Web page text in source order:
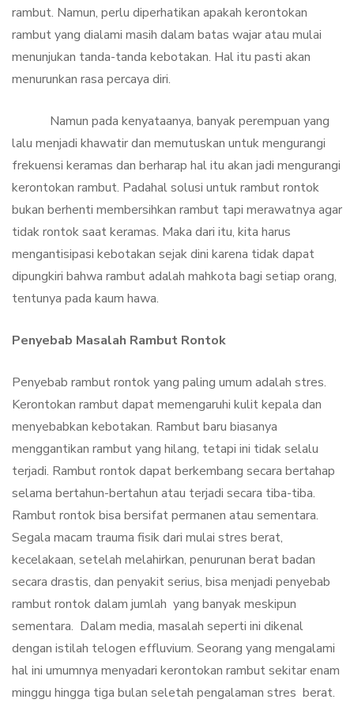
rambut. Namun, perlu diperhatikan apakah kerontokan
rambut yang dialami masih dalam batas wajar atau mulai
menunjukan tanda-tanda kebotakan. Hal itu pasti akan
menurunkan rasa percaya diri.
Namun pada kenyataanya, banyak perempuan yang
lalu menjadi khawatir dan memutuskan untuk mengurangi
frekuensi keramas dan berharap hal itu akan jadi mengurangi
kerontokan rambut. Padahal solusi untuk rambut rontok
bukan berhenti membersihkan rambut tapi merawatnya agar
tidak rontok saat keramas. Maka dari itu, kita harus
mengantisipasi kebotakan sejak dini karena tidak dapat
dipungkiri bahwa rambut adalah mahkota bagi setiap orang,
tentunya pada kaum hawa.
Penyebab Masalah Rambut Rontok
Penyebab rambut rontok yang paling umum adalah stres.
Kerontokan rambut dapat memengaruhi kulit kepala dan
menyebabkan kebotakan. Rambut baru biasanya
menggantikan rambut yang hilang, tetapi ini tidak selalu
terjadi. Rambut rontok dapat berkembang secara bertahap
selama bertahun-bertahun atau terjadi secara tiba-tiba.
Rambut rontok bisa bersifat permanen atau sementara.
Segala macam trauma fisik dari mulai stres berat,
kecelakaan, setelah melahirkan, penurunan berat badan
secara drastis, dan penyakit serius, bisa menjadi penyebab
rambut rontok dalam jumlah yang banyak meskipun
sementara. Dalam media, masalah seperti ini dikenal
dengan istilah telogen effluvium. Seorang yang mengalami
hal ini umumnya menyadari kerontokan rambut sekitar enam
minggu hingga tiga bulan seletah pengalaman stres berat.